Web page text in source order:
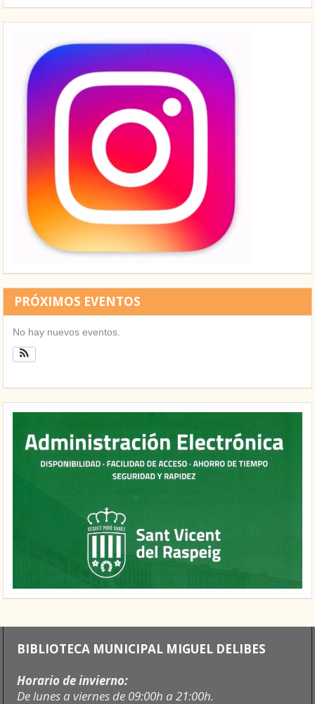
PRÓXIMOS EVENTOS
No hay nuevos eventos.
BIBLIOTECA MUNICIPAL MIGUEL DELIBES
Horario de invierno:
De lunes a viernes de 09:00h a 21:00h.